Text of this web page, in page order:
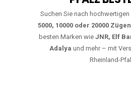
Suchen Sie nach hochwertigen
5000, 10000 oder 20000 Zügen
besten Marken wie JNR, Elf
Adalya und mehr – mit
Rheinland-